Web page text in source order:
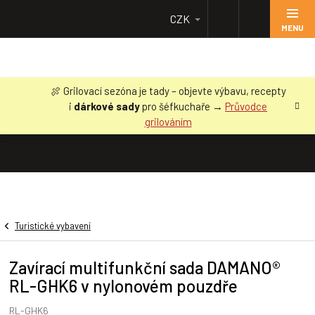
obsah
🍖 Grilovací sezóna je tady – objevte výbavu, recepty
i dárkové sadypro šéfkuchaře → Průvodce
grilováním
CZK
Turistické vybavení
Zavírací multifunkční sada DAMANO®
RL-GHK6 v nylonovém pouzdře
RL-GHK6